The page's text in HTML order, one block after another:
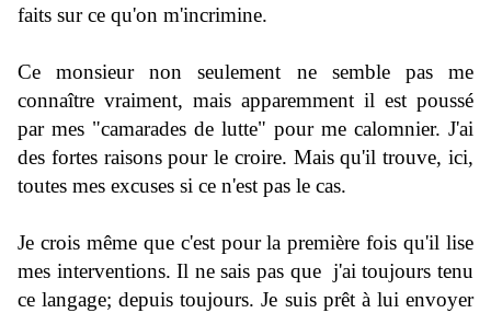
faits sur ce qu'on m'incrimine.
Ce monsieur non seulement ne semble pas me
connaître vraiment, mais apparemment il est poussé
par mes "camarades de lutte" pour me calomnier. J'ai
des fortes raisons pour le croire. Mais qu'il trouve, ici,
toutes mes excuses si ce n'est pas le cas.
Je crois même que c'est pour la première fois qu'il lise
mes interventions. Il ne sais pas que j'ai toujours tenu
ce langage; depuis toujours. Je suis prêt à lui envoyer